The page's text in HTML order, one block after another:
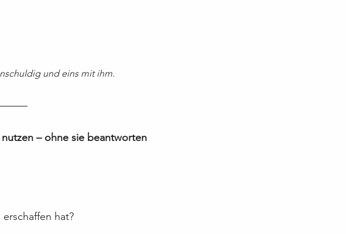
und eins mit ihm.
– ohne sie beantworten
hat?